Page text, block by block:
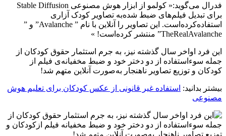
فدرال می‌گوید:« کولمو از ابزار هوش مصنوعی Stable Diffusion
برای تبدیل فیلم‌های ضبط شده‌به تصاویر کودک آزاری
استفاده‌کرده‌‌است. این تصاویر را آنلاین با نام ” Avalanche” و ”
TheRealAvalanche” منتشر کرده‌است! »
این فرد اواخر سال گذشته نیز، به جرم استثمار حقوق کودکان از
جمله سوء‌استفاده از دو دختر خود و ضبط مخفیانه‌ی فیلم از
کودکان و توزیع تصاویر ناهنجار به‌صورت آنلاین متهم شد!
بیشتر بدانید: استفاده غیر قانونی از عکس کودکان برای تعلیم هوش
مصنوعی